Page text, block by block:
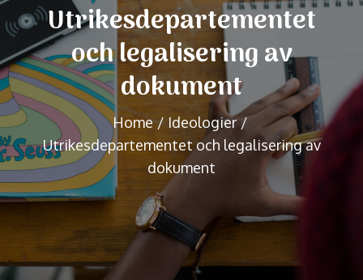
Utrikesdepartementet
och legalisering av
dokument
Home
Ideologier
Utrikesdepartementet och legalisering av
dokument